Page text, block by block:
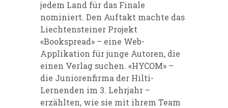
jedem Land für das Finale
nominiert. Den Auftakt machte das
Liechtensteiner Projekt
«Bookspread» – eine Web-
Applikation für junge Autoren, die
einen Verlag suchen. «HYCOM» –
die Juniorenfirma der Hilti-
Lernenden im 3. Lehrjahr –
erzählten, wie sie mit ihrem Team